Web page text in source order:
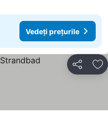
Vedeți prețurile
Distribuiți